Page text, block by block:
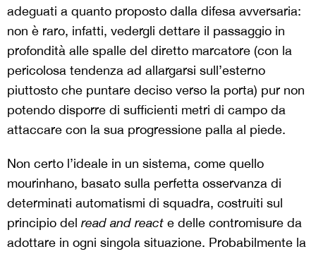
adeguati a quanto proposto dalla difesa avversaria:
non è raro, infatti, vedergli dettare il passaggio in
profondità alle spalle del diretto marcatore (con la
pericolosa tendenza ad allargarsi sull’esterno
piuttosto che puntare deciso verso la porta) pur non
potendo disporre di sufficienti metri di campo da
attaccare con la sua progressione palla al piede.
Non certo l’ideale in un sistema, come quello
mourinhano, basato sulla perfetta osservanza di
determinati automatismi di squadra, costruiti sul
principio del read and react e delle contromisure da
adottare in ogni singola situazione. Probabilmente la